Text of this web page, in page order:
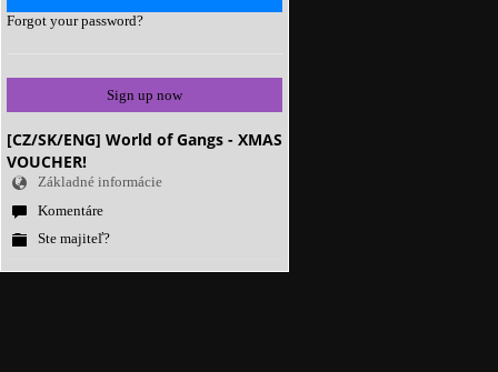
Forgot your password?
Sign up now
[CZ/SK/ENG] World of Gangs - XMAS
VOUCHER!
Základné informácie
Komentáre
Ste majiteľ?